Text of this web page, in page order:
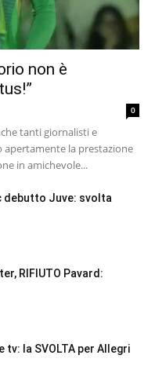
non è
0
tanti giornalisti e
la prestazione
in amichevole...
debutto Juve: svolta
RIFIUTO Pavard:
tv: la SVOLTA per Allegri